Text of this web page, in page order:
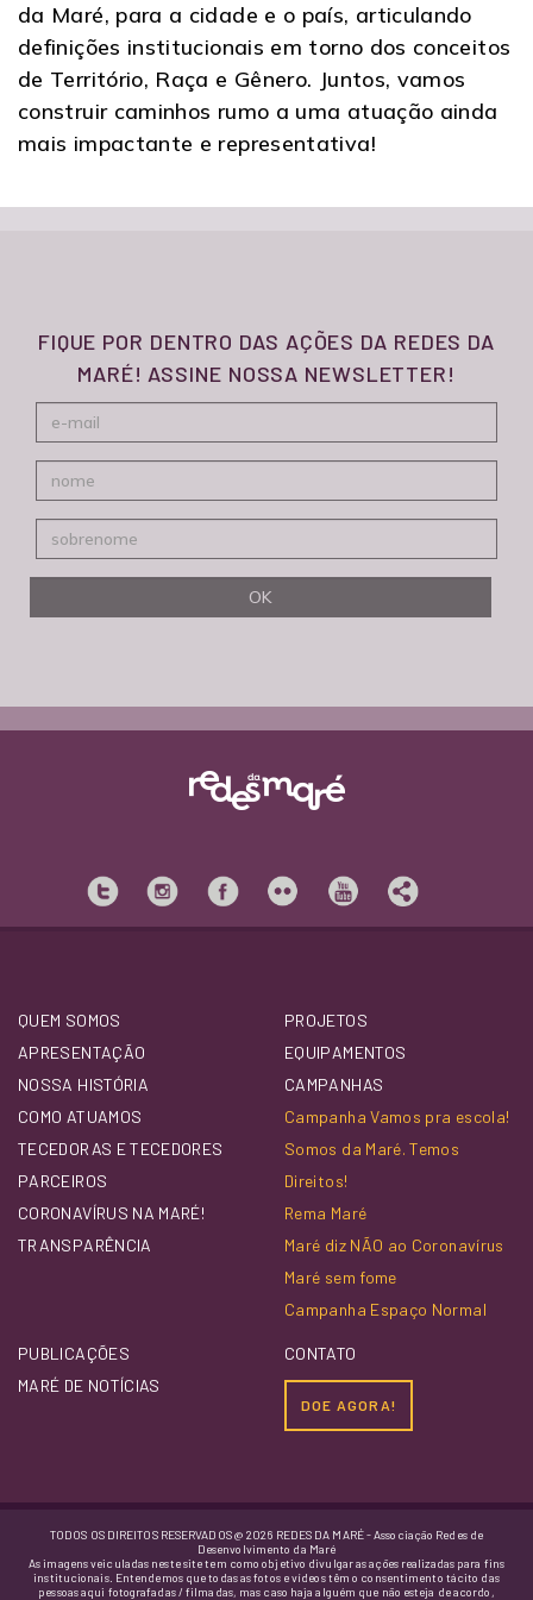
da Maré, para a cidade e o país, articulando
definições institucionais em torno dos conceitos
de Território, Raça e Gênero. Juntos, vamos
construir caminhos rumo a uma atuação ainda
mais impactante e representativa!
FIQUE POR DENTRO DAS AÇÕES DA REDES DA
MARÉ! ASSINE NOSSA NEWSLETTER!
QUEM SOMOS
APRESENTAÇÃO
NOSSA HISTÓRIA
COMO ATUAMOS
TECEDORAS E TECEDORES
PARCEIROS
CORONAVÍRUS NA MARÉ!
TRANSPARÊNCIA
PROJETOS
EQUIPAMENTOS
CAMPANHAS
Campanha Vamos pra escola!
Somos da Maré. Temos
Direitos!
Rema Maré
Maré diz NÃO ao Coronavírus
Maré sem fome
Campanha Espaço Normal
PUBLICAÇÕES
MARÉ DE NOTÍCIAS
CONTATO
DOE AGORA!
TODOS OS DIREITOS RESERVADOS @ 2026 REDES DA MARÉ - Associação Redes de
Desenvolvimento da Maré
As imagens veiculadas neste site tem como objetivo divulgar as ações realizadas para fins
institucionais. Entendemos que todas as fotos e vídeos têm o consentimento tácito das
pessoas aqui fotografadas / filmadas, mas caso haja alguém que não esteja de acordo,